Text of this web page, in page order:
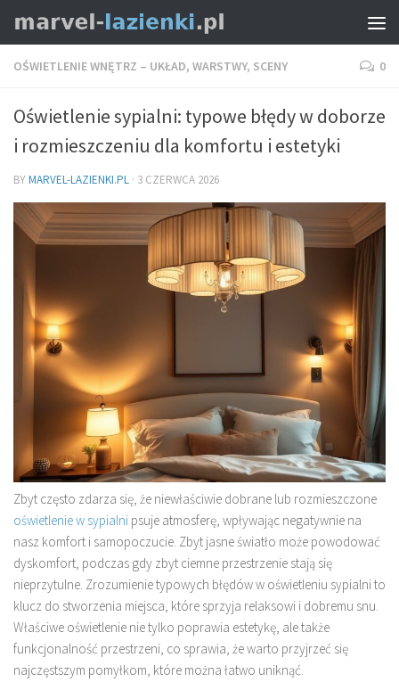
OŚWIETLENIE WNĘTRZ – UKŁAD, WARSTWY, SCENY 0
Oświetlenie sypialni: typowe błędy w doborze
i rozmieszczeniu dla komfortu i estetyki
BYMARVEL-LAZIENKI.PL · 3 CZERWCA 2026
Zbyt często zdarza się, że niewłaściwie dobrane lub rozmieszczone
oświetlenie w sypialni psuje atmosferę, wpływając negatywnie na
nasz komfort i samopoczucie. Zbyt jasne światło może powodować
dyskomfort, podczas gdy zbyt ciemne przestrzenie stają się
nieprzytulne. Zrozumienie typowych błędów w oświetleniu sypialni to
klucz do stworzenia miejsca, które sprzyja relaksowi i dobremu snu.
Właściwe oświetlenie nie tylko poprawia estetykę, ale także
funkcjonalność przestrzeni, co sprawia, że warto przyjrzeć się
najczęstszym pomyłkom, które można łatwo uniknąć.